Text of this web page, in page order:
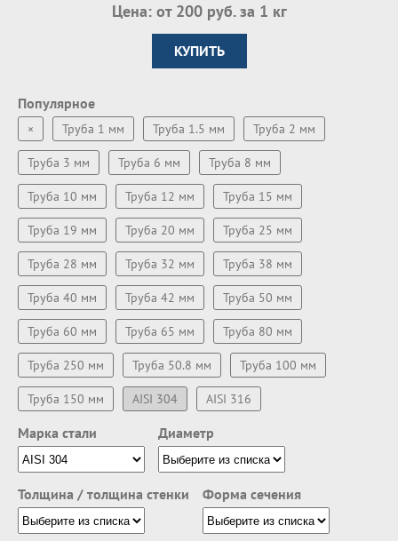
Цена: от 200 руб. за 1 кг
КУПИТЬ
Популярное
× Труба 1 мм Труба 1.5 мм Труба 2 мм
Труба 3 мм Труба 6 мм Труба 8 мм
Труба 10 мм Труба 12 мм Труба 15 мм
Труба 19 мм Труба 20 мм Труба 25 мм
Труба 28 мм Труба 32 мм Труба 38 мм
Труба 40 мм Труба 42 мм Труба 50 мм
Труба 60 мм Труба 65 мм Труба 80 мм
Труба 250 мм Труба 50.8 мм Труба 100 мм
Труба 150 мм AISI 304 AISI 316
Марка стали Диаметр
Толщина / толщина стенки Форма сечения